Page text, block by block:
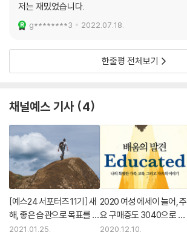
저는 재밌었습니다.
g********3 2022.07.18.
한줄평 전체보기
채널예스 기사 4
[예스24 서포터즈 11기] 새
해, 좋은 습관으로 목표를 이
루고 싶다면
2021.01.25.
2020 여성 에세이 늘어, 주
요 구매층도 3040으로 변
화
2020.12.10.